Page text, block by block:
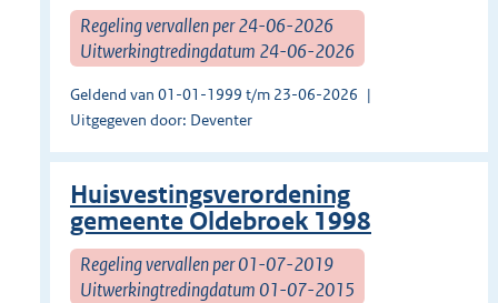
Regeling vervallen per 24-06-2026
Uitwerkingtredingdatum 24-06-2026
Geldend van 01-01-1999 t/m 23-06-2026
Uitgegeven door: Deventer
Huisvestingsverordening
gemeente Oldebroek 1998
Regeling vervallen per 01-07-2019
Uitwerkingtredingdatum 01-07-2015